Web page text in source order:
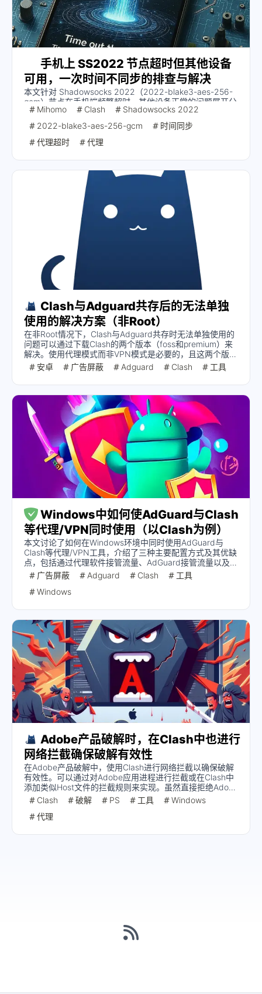
手机上 SS2022 节点超时但其他设备
可用，一次时间不同步的排查与解决
本文针对 Shadowsocks 2022（2022-blake3-aes-256-
gcm）节点在手机端频繁超时、其他设备正常的问题展开分
析并给出解决方案。
Mihomo Clash
Shadowsocks 2022
2022-blake3-aes-256-gcm
时间同步
代理超时
代理
Clash与Adguard共存后的无法单独
使用的解决方案（非Root）
在非Root情况下，Clash与Adguard共存时无法单独使用的
问题可以通过下载Clash的两个版本（foss和premium）来
解决。使用代理模式而非VPN模式是必要的，且这两个版本
可以共存，以便更好地配置和使用。
安卓 广告屏蔽 Adguard Clash 工具
Windows中如何使AdGuard与Clash
等代理/VPN同时使用（以Clash为例）
本文讨论了如何在Windows环境中同时使用AdGuard与
Clash等代理/VPN工具，介绍了三种主要配置方式及其优缺
点，包括通过代理软件接管流量、AdGuard接管流量以及系
统代理方式。每种方式都提供了基本原理和配置步骤，并指
出了可能遇到的问题。
广告屏蔽 Adguard Clash
工具
Windows
Adobe产品破解时，在Clash中也进行
网络拦截确保破解有效性
在Adobe产品破解中，使用Clash进行网络拦截以确保破解
有效性。可以通过对Adobe应用进程进行拦截或在Clash中
添加类似Host文件的拦截规则来实现。虽然直接拒绝Adobe
应用的网络连接简单，但会影响应用功能和插件。建议使用
域名和IP规则进行更细致的拦截配置。
Clash 破解 PS 工具
Windows
代理